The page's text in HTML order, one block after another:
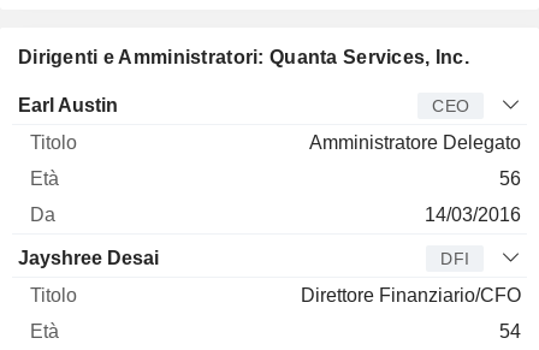
Dirigenti e Amministratori: Quanta Services, Inc.
Manager Titolo
Earl Austin CEO
Amministratore Delegato
56
14/03/2016
Jayshree Desai DFI
Direttore Finanziario/CFO
54